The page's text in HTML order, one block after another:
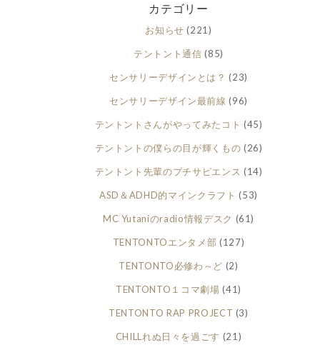
カテゴリー
お知らせ (221)
テントント通信 (85)
センサリーデザインとは？ (23)
センサリーデザイン最前線 (96)
テントントさんがやってみたコト (45)
テントントの僕らの目が輝くもの (26)
テントント先輩のプチサピエンス (14)
ASD＆ADHD的マインクラフト (53)
MC Yutaniのradio情報デスク (61)
TENTONTOエンタメ部 (127)
TENTONTO必修わ～ど (2)
TENTONTO１コマ劇場 (41)
TENTONTO RAP PROJECT (3)
CHILLれぬ日々を過ごす (21)